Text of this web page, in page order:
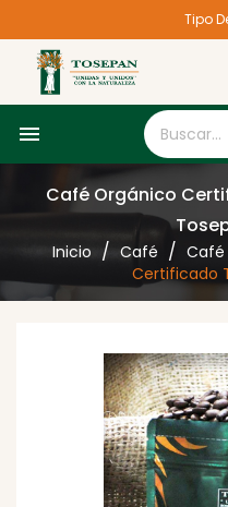
Tipo

Café Orgánico
Inicio Café Café
Certificado